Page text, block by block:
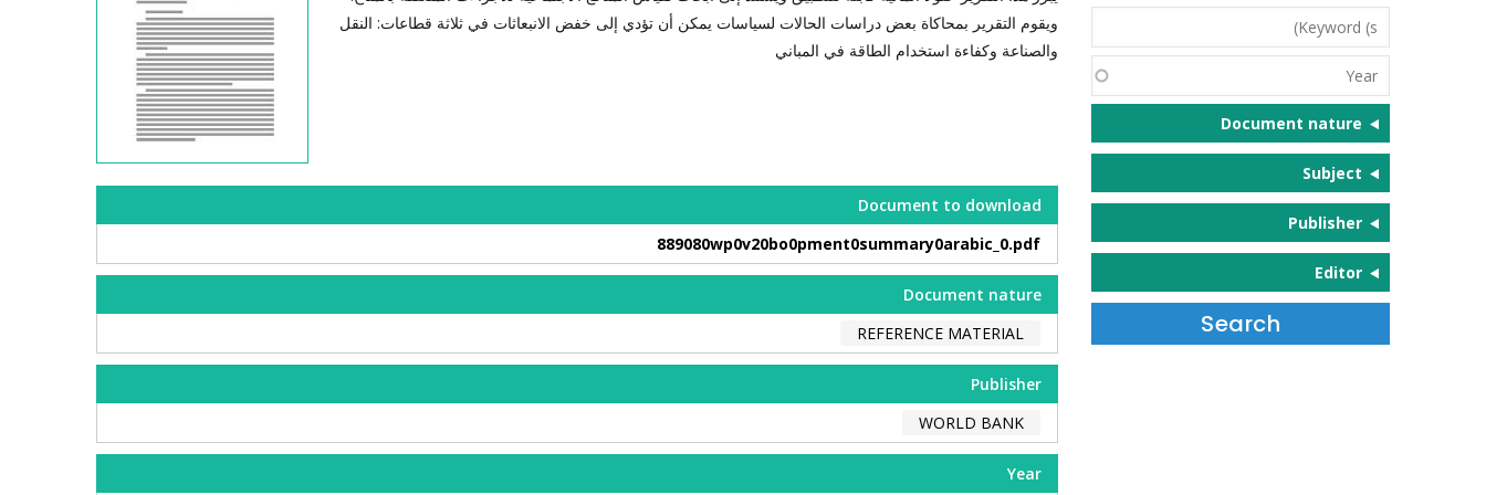
ويقوم التقرير بمحاكاة بعض دراسات الحالات لسياسات يمكن أن تؤدي إلى خفض الانبعاثات في ثلاثة قطاعات: النقل
والصناعة وكفاءة استخدام الطاقة في المباني
Document to download
889080wp0v20bo0pment0summary0arabic_0.pdf
Document nature
REFERENCE MATERIAL
Publisher
WORLD BANK
Year
Keyword
(s)
Year
Document nature
Subject
Publisher
Editor